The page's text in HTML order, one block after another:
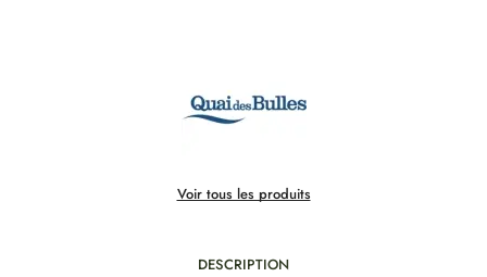
Voir tous les produits
DESCRIPTION